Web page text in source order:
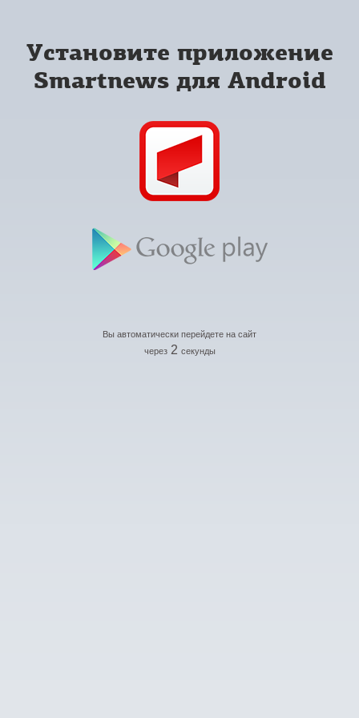
Установите приложение
Smartnews для Android
Вы автоматически перейдете на сайт
через 2 секунды